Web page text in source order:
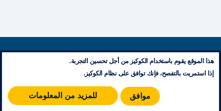
للمعاقين – سلا
أول مركز نموذجي في مجال الرعاية الشاملة لذوي
الإعاقة
معلومات تنظيمية
إتصل بنا
مخطط الموقع
RSS
هذا الموقع يقوم باستخدام الكوكيز من أجل تحسين التجربة.
إذا استمريت بالتفصح، فإنك توافق على نظام الكوكيز.
موافق للمزيد من المعلومات